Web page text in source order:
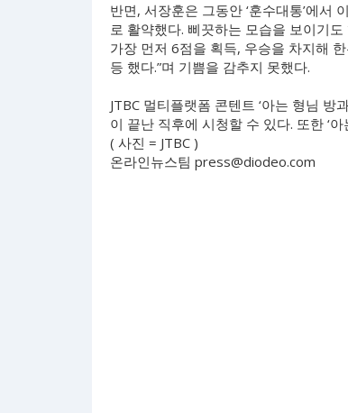
반면, 서장훈은 그동안 ‘훈수대통’에서
로 활약했다. 삐끗하는 모습을 보이기도
가장 먼저 6점을 획득, 우승을 차지해
등 했다.”며 기쁨을 감추지 못했다.
JTBC 멀티플랫폼 콘텐트 ‘아는 형님 방
이 끝난 직후에 시청할 수 있다. 또한 ‘
( 사진 = JTBC )
온라인뉴스팀 press@diodeo.com